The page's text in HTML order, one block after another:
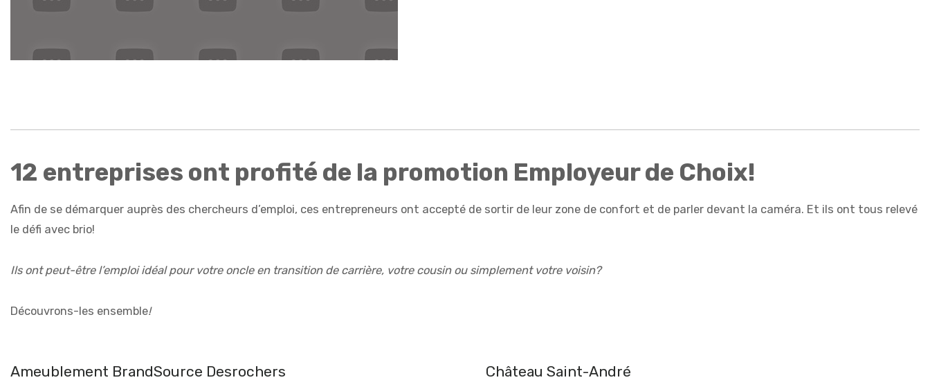
12 entreprises ont profité de la promotion Employeur de Choix!
Afin de se démarquer auprès des chercheurs d’emploi, ces entrepreneurs ont accepté de sortir de leur zone de confort et de parler devant la caméra. Et ils ont tous relevé
le défi avec brio!
Ils ont peut-être l’emploi idéal pour votre oncle en transition de carrière, votre cousin ou simplement votre voisin?
Découvrons-les ensemble!
Ameublement BrandSource Desrochers Château Saint-André